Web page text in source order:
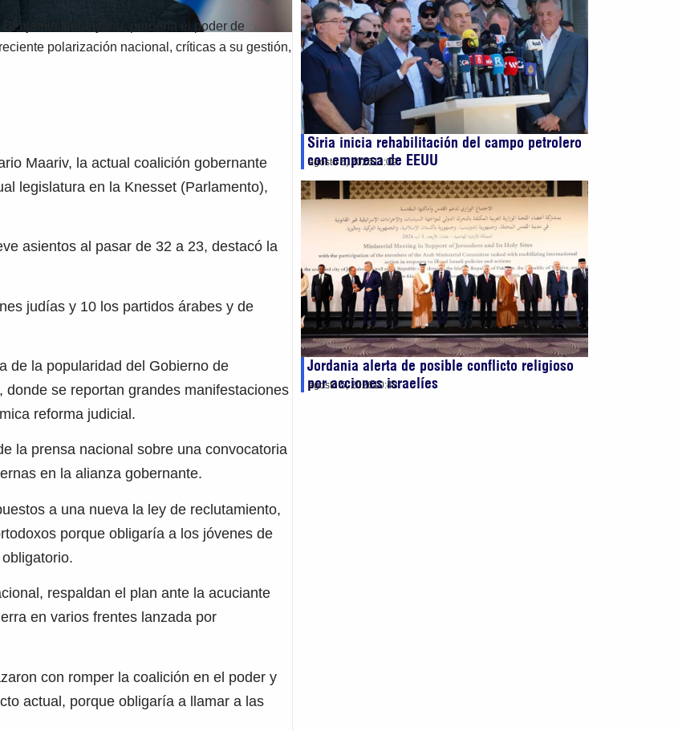
Netanyahu, perdería el poder de
polarización nacional, críticas a su gestión,
Maariv, la actual coalición gobernante
legislatura en la Knesset (Parlamento),
asientos al pasar de 32 a 23, destacó la
judías y 10 los partidos árabes y de
de la popularidad del Gobierno de
se reportan grandes manifestaciones
reforma judicial.
la prensa nacional sobre una convocatoria
en la alianza gobernante.
a una nueva la ley de reclutamiento,
porque obligaría a los jóvenes de
respaldan el plan ante la acuciante
en varios frentes lanzada por
con romper la coalición en el poder y
actual, porque obligaría a llamar a las
Siria inicia rehabilitación del campo petrolero
con empresa de EEUU
agosto 5, 202611:09
Jordania alerta de posible conflicto religioso
por acciones israelíes
agosto 5, 202610:43